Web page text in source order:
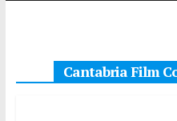
Cantabria Film